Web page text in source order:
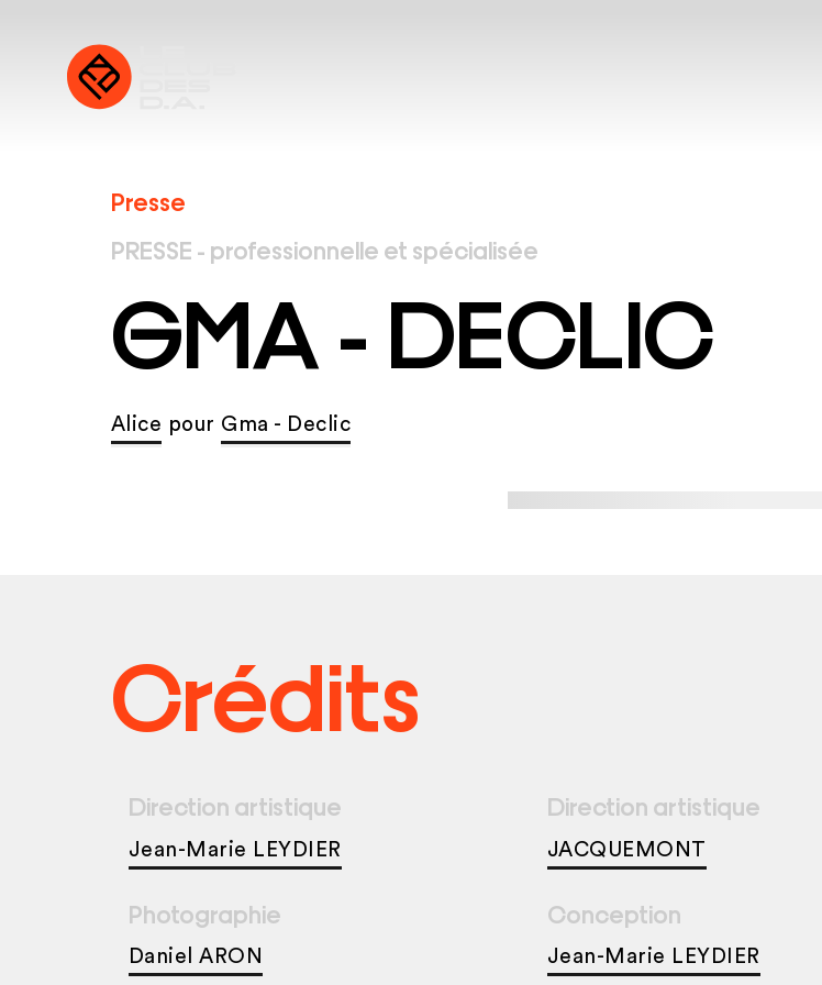
Presse
PRESSE - professionnelle et spécialisée
GMA - DECLIC
Alice pour Gma - Declic
Crédits
Direction artistique
Jean-Marie LEYDIER
Direction artistique
JACQUEMONT
Photographie
Daniel ARON
Conception
Jean-Marie LEYDIER